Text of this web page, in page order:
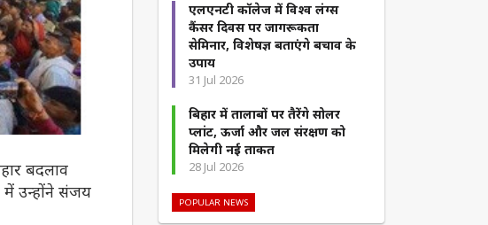
बदलाव
में उन्होंने संजय
एलएनटी कॉलेज में विश्व लंग्स
कैंसर दिवस पर जागरूकता
सेमिनार, विशेषज्ञ बताएंगे बचाव के
उपाय
31 Jul 2026
बिहार में तालाबों पर तैरेंगे सोलर
प्लांट, ऊर्जा और जल संरक्षण को
मिलेगी नई ताकत
28 Jul 2026
POPULAR NEWS